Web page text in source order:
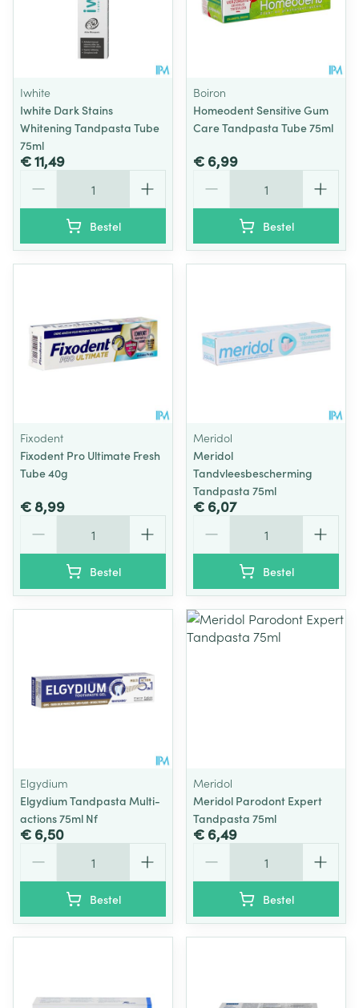
Iwhite
Iwhite Dark Stains
Whitening Tandpasta Tube
75ml
€ 11,49
Bestel
Boiron
Homeodent Sensitive Gum
Care Tandpasta Tube 75ml
€ 6,99
Bestel
Fixodent
Fixodent Pro Ultimate Fresh
Tube 40g
€ 8,99
Bestel
Meridol
Meridol
Tandvleesbescherming
Tandpasta 75ml
€ 6,07
Bestel
Elgydium
Elgydium Tandpasta Multi-
actions 75ml Nf
€ 6,50
Bestel
Meridol
Meridol Parodont Expert
Tandpasta 75ml
€ 6,49
Bestel